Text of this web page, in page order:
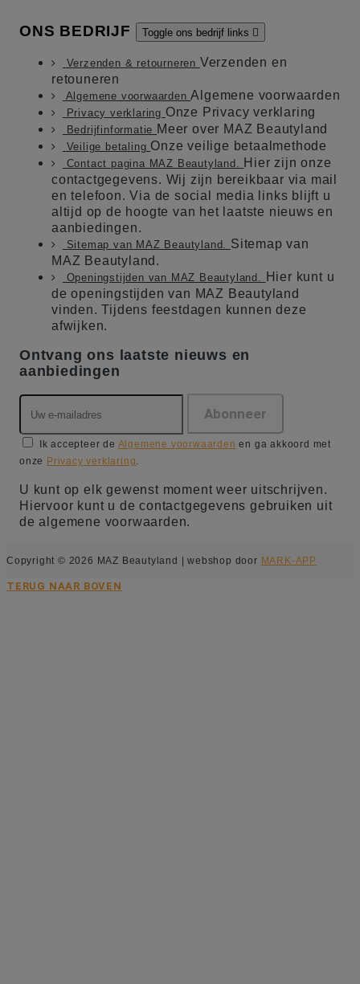
ONS BEDRIJF Toggle ons bedrijf links 
Verzenden & retourneren Verzenden en
retouneren
Algemene voorwaardenAlgemene voorwaarden
Privacy verklaring Onze Privacy verklaring
Bedrijfinformatie Meer over MAZ Beautyland
Veilige betaling Onze veilige betaalmethode
Contact pagina MAZ Beautyland.
Hier zijn onze
contactgegevens. Wij zijn bereikbaar via mail
en telefoon. Via de social media links blijft u
altijd op de hoogte van het laatste nieuws en
aanbiedingen.
Sitemap van MAZ Beautyland. Sitemap van
MAZ Beautyland.
Openingstijden van MAZ Beautyland.
Hier kunt u
de openingstijden van MAZ Beautyland
vinden. Tijdens feestdagen kunnen deze
afwijken.
Ontvang ons laatste nieuws en
aanbiedingen
Ik accepteer de Algemene voorwaarden en ga akkoord met
onze Privacy verklaring.
U kunt op elk gewenst moment weer uitschrijven.
Hiervoor kunt u de contactgegevens gebruiken uit
de algemene voorwaarden.
Copyright © 2026 MAZ Beautyland | webshop door MARK-APP
TERUG NAAR BOVEN